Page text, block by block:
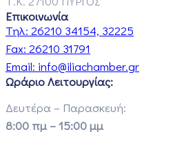
Επικοινωνία
Τηλ: 26210 34154, 32225
Fax: 26210 31791
Email: info@iliachamber.gr
Ωράριο Λειτουργίας:
Δευτέρα – Παρασκευή:
8:00 πμ – 15:00 μμ